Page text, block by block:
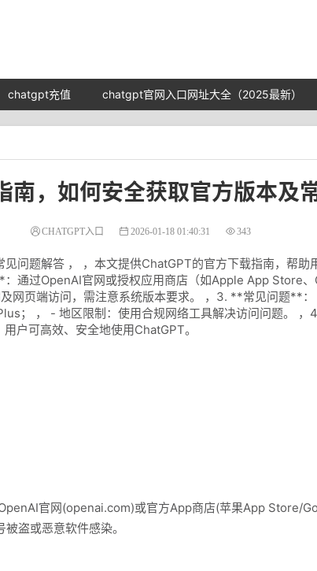
chatgpt充值 chatgpt官网入口网址大全（2025最新）
南，如何安全获取官方版本及
CHATGPT入口 2026-01-18 01:40:31 343
见问题解答 ， ，本文提供ChatGPT的官方下载指南，帮
通过OpenAI官网或授权应用商店（如Apple App Store
页端访问，需注意系统版本要求。 ，3. **常见问题**：
； ， - 地区限制：使用合规网络工具解决访问问题。
户可高效、安全地使用ChatGPT。
官网(openai.com)或官方App商店(苹果App Store/
盗或恶意软件感染。